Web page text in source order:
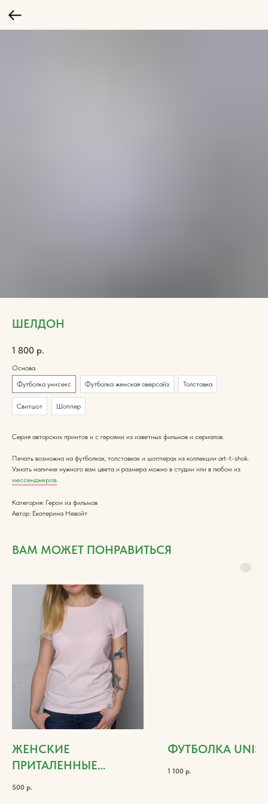
ШЕЛДОН
1 800 р.
Основа
Футболка унисекс
Футболка женская оверсайз Толстовка
Свитшот Шоппер
Серия авторских принтов и с героями из изветных фильмов и сериалов.
Печать возможна на футболках, толстовках и шопперах из коллекции art-t-shok.
Узнать наличие нужного вам цвета и размера можно в студии или в любом из
мессенджеров.
Категория: Герои из фильмов
Автор: Екатерина Невойт
ВАМ МОЖЕТ ПОНРАВИТЬСЯ
ЖЕНСКИЕ
ПРИТАЛЕННЫЕ
ФУТБОЛКИ
500 р.
ФУТБОЛКА
1 100 р.